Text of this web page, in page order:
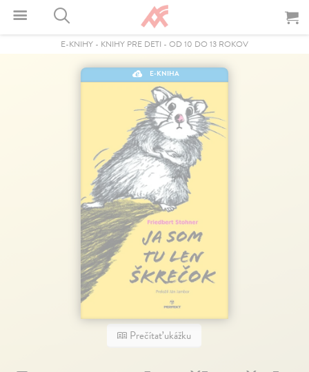
E-KNIHY - KNIHY PRE DETI - OD 10 DO 13 ROKOV
E-KNIHA
Prečítať ukážku